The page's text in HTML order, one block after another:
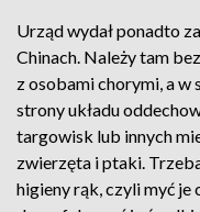
Urząd wydał ponadto
Chinach. Należy tam
z osobami chorymi, a
strony układu
targowisk lub innych
zwierzęta i ptaki.
higieny rąk, czyli myć je